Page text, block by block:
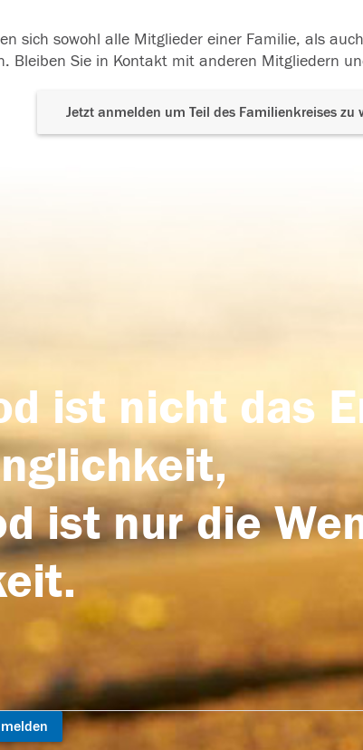
sich sowohl alle Mitglieder einer Familie, als
Bleiben Sie in Kontakt mit anderen Mitgliedern
Jetzt anmelden um Teil des Familienkreises zu
ist nicht das
ist nur die